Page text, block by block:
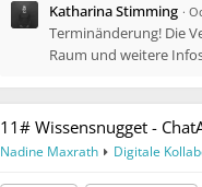
Katharina Stimming ·
Terminänderung! Die
Raum und weitere
11# Wissensnugget -
Nadine Maxrath Digitale